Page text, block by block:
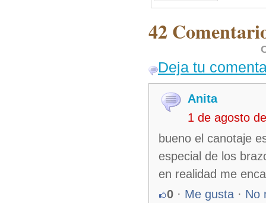
42
Deja tu
Anita
1 de agosto
bueno el canotaje
especial de los
en realidad me
0 · Me gusta · No